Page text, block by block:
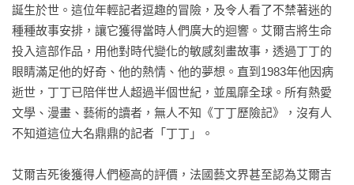
冒險都是那樣緊張刺激、卻又詼諧幽默地令人會心一笑。
主角丁丁懲惡揚善，倡導反戰及和平思想，每一段驚險的故事
總是透過他的機智勇敢化險為夷，令人不斷回味。這位年輕記
者的冒險故事已存在近百年的歲月，時間並沒有磨損丁丁在讀
者心中的地位，反而讓丁丁變得更有魅力。直至今日他依然擁
有眾多忠實粉絲，受到全球不分年齡層讀者喜愛。
★《丁丁歷險記》影響無遠弗屆，各界名人盛讚，更成為歷史
誕生於世。這位年輕記者逗趣的冒險，及令人看了不禁著迷的
種種故事安排，讓它獲得當時人們廣大的迴響。艾爾吉將生命
投入這部作品，用他對時代變化的敏感刻畫故事，透過丁丁的
眼睛滿足他的好奇、他的熱情、他的夢想。直到1983年他因病
逝世，丁丁已陪伴世人超過半個世紀，並風靡全球。所有熱愛
文學、漫畫、藝術的讀者，無人不知《丁丁歷險記》，沒有人
不知道這位大名鼎鼎的記者「丁丁」。
艾爾吉死後獲得人們極高的評價，法國藝文界甚至認為艾爾吉